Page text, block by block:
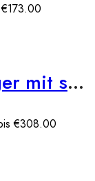
585er Gelbgold Anhänger mit synth. Rubin und Zirkonia
€308.00